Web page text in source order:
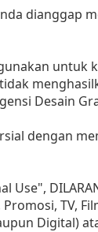
dianggap
Desain
dengan
Use",
TV,
Digital)